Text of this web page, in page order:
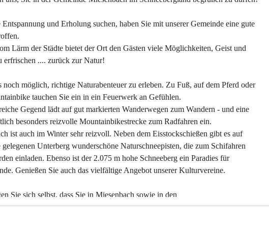
Entspannung und Erholung suchen, haben Sie mit unserer Gemeinde eine gute
Lärm der Städte bietet der Ort den Gästen viele Möglichkeiten, Geist und
erfrischen .... zurück zur Natur!
noch möglich, richtige Naturabenteuer zu erleben. Zu Fuß, auf dem Pferd oder
tauchen Sie ein in ein Feuerwerk an Gefühlen.
Gegend lädt auf gut markierten Wanderwegen zum Wandern - und eine
besonders reizvolle Mountainbikestrecke zum Radfahren ein.
ist auch im Winter sehr reizvoll. Neben dem Eisstockschießen gibt es auf
gelegenen Unterberg wunderschöne Naturschneepisten, die zum Schifahren
einladen. Ebenso ist der 2.075 m hohe Schneeberg ein Paradies für
Genießen Sie auch das vielfältige Angebot unserer Kulturvereine.
Sie sich selbst, dass Sie in Miesenbach sowie in den
Gaststätten und urigen Berghütten herzlich aufgenommen